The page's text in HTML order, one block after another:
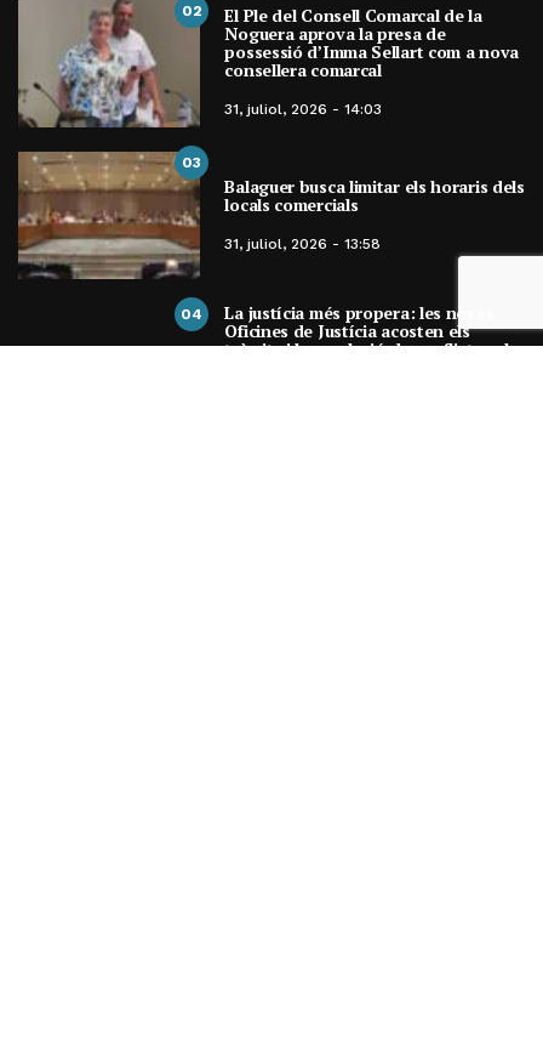
02 El Ple del Consell Comarcal de la
Noguera aprova la presa de
possessió d’Imma Sellart com a nova
consellera comarcal
31, juliol, 2026 - 14:03
03
Balaguer busca limitar els horaris dels
locals comercials
31, juliol, 2026 - 13:58
04 La justícia més propera: les noves
Oficines de Justícia acosten els
tràmits i la resolució de conflictes als